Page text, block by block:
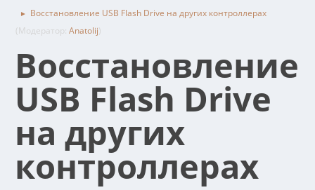
►
Восстановление USB Flash Drive на других контроллерах
(Модератор: Anatolij)
Восстановление
USB Flash Drive
на других
контроллерах